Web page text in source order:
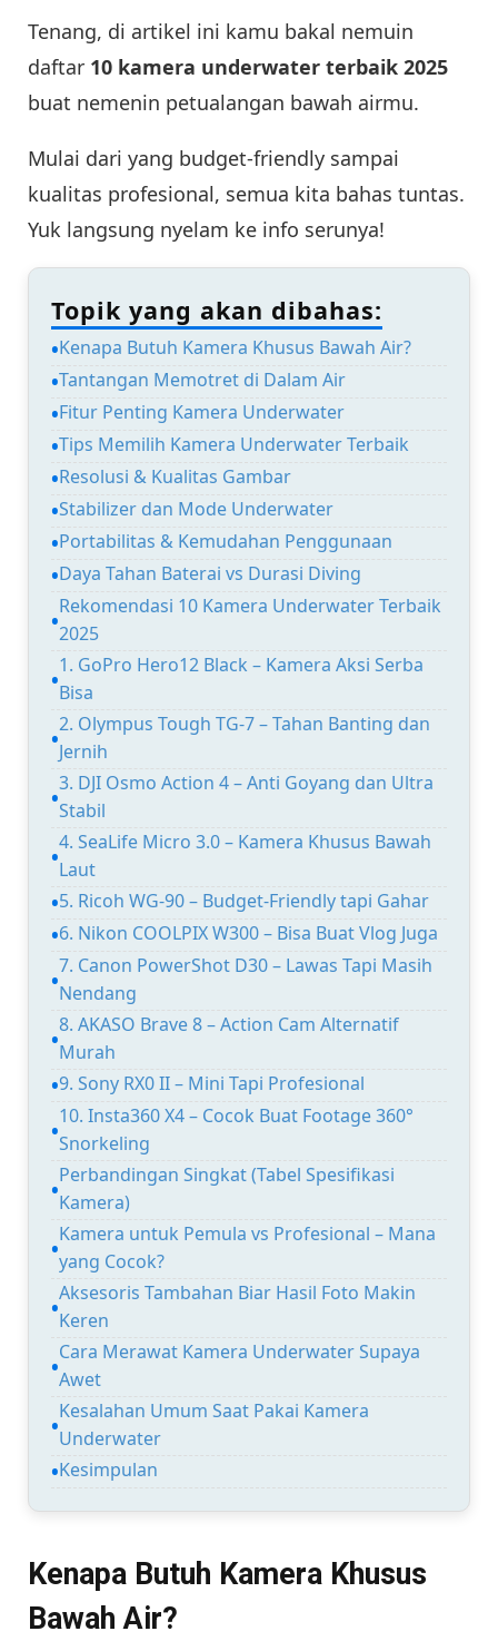
Tenang, di artikel ini kamu bakal nemuin
daftar 10 kamera underwater terbaik 2025
buat nemenin petualangan bawah airmu.
Mulai dari yang budget-friendly sampai
kualitas profesional, semua kita bahas tuntas.
Yuk langsung nyelam ke info serunya!
Topik yang akan dibahas:
Kenapa Butuh Kamera Khusus Bawah Air?
Tantangan Memotret di Dalam Air
Fitur Penting Kamera Underwater
Tips Memilih Kamera Underwater Terbaik
Resolusi & Kualitas Gambar
Stabilizer dan Mode Underwater
Portabilitas & Kemudahan Penggunaan
Daya Tahan Baterai vs Durasi Diving
Rekomendasi 10 Kamera Underwater Terbaik
2025
1. GoPro Hero12 Black – Kamera Aksi Serba
Bisa
2. Olympus Tough TG-7 – Tahan Banting dan
Jernih
3. DJI Osmo Action 4 – Anti Goyang dan Ultra
Stabil
4. SeaLife Micro 3.0 – Kamera Khusus Bawah
Laut
5. Ricoh WG-90 – Budget-Friendly tapi Gahar
6. Nikon COOLPIX W300 – Bisa Buat Vlog Juga
7. Canon PowerShot D30 – Lawas Tapi Masih
Nendang
8. AKASO Brave 8 – Action Cam Alternatif
Murah
9. Sony RX0 II – Mini Tapi Profesional
10. Insta360 X4 – Cocok Buat Footage 360°
Snorkeling
Perbandingan Singkat (Tabel Spesifikasi
Kamera)
Kamera untuk Pemula vs Profesional – Mana
yang Cocok?
Aksesoris Tambahan Biar Hasil Foto Makin
Keren
Cara Merawat Kamera Underwater Supaya
Awet
Kesalahan Umum Saat Pakai Kamera
Underwater
Kesimpulan
Kenapa Butuh Kamera Khusus
Bawah Air?